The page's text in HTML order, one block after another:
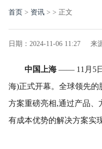
首页 > 资讯 > > 正文
日期：2024-11-06 11:27
中国上海 —— 11月5日
海)正式开幕。全球领先
方案重磅亮相,通过产品
有成本优势的解决方案实